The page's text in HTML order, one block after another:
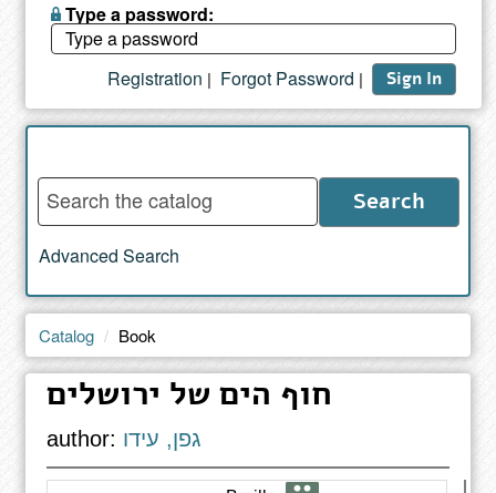
Type a password:
Sign In
|
Forgot Password
|
Registration
Enter
words
to
search
catalog
Search
Advanced Search
Catalog Book
חוף הים של ירושלים
author: גפן, עידו